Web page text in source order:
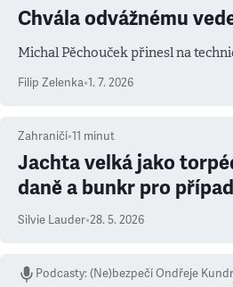
Chvála odvážnému
Michal Pěchouček přinesl na
Filip Zelenka•1. 7. 2026
Zahraničí•11 minut
Jachta velká jako
daně a bunkr pro
Silvie Lauder•28. 5. 2026
Podcasty:(Ne)bezpečí Ondřeje